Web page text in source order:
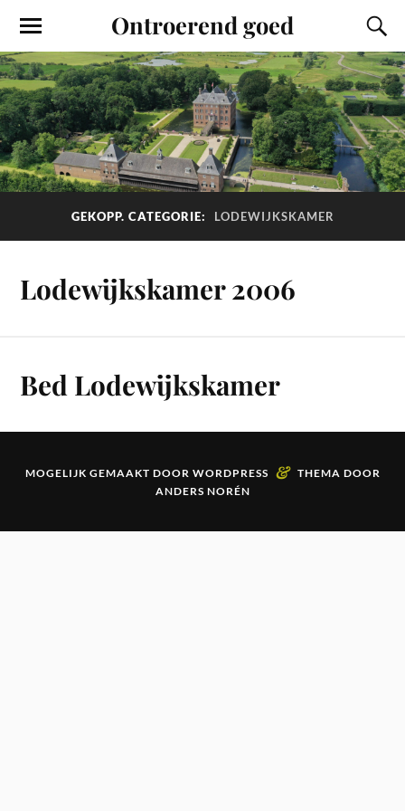
Ontroerend goed
GEKOPP. CATEGORIE: LODEWIJKSKAMER
Lodewijkskamer 2006
Bed Lodewijkskamer
MOGELIJK GEMAAKT DOOR WORDPRESS & THEMA DOOR
ANDERS NORÉN